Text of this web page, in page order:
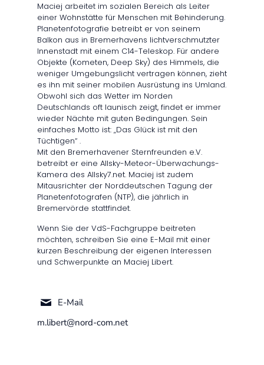
Maciej arbeitet im sozialen Bereich als Leiter
einer Wohnstätte für Menschen mit Behinderung.
Planetenfotografie betreibt er von seinem
Balkon aus in Bremerhavens lichtverschmutzter
Innenstadt mit einem C14-Teleskop. Für andere
Objekte (Kometen, Deep Sky) des Himmels, die
weniger Umgebungslicht vertragen können, zieht
es ihn mit seiner mobilen Ausrüstung ins Umland.
Obwohl sich das Wetter im Norden
Deutschlands oft launisch zeigt, findet er immer
wieder Nächte mit guten Bedingungen. Sein
einfaches Motto ist: „Das Glück ist mit den
Tüchtigen“ .
Mit den Bremerhavener Sternfreunden e.V.
betreibt er eine Allsky-Meteor-Überwachungs-
Kamera des Allsky7.net. Maciej ist zudem
Mitausrichter der Norddeutschen Tagung der
Planetenfotografen (NTP), die jährlich in
Bremervörde stattfindet.
Wenn Sie der VdS-Fachgruppe beitreten
möchten, schreiben Sie eine E-Mail mit einer
kurzen Beschreibung der eigenen Interessen
und Schwerpunkte an Maciej Libert.
E-Mail
m.libert@nord-com.net